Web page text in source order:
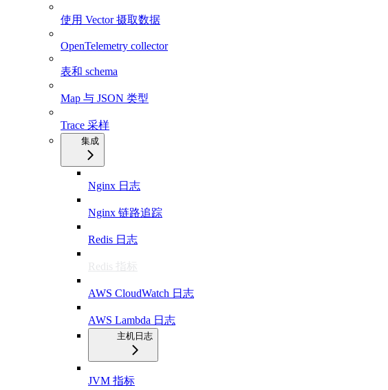
使用 Vector 摄取数据
OpenTelemetry collector
表和 schema
Map 与 JSON 类型
Trace 采样
集成
Nginx 日志
Nginx 链路追踪
Redis 日志
Redis 指标
AWS CloudWatch 日志
AWS Lambda 日志
主机日志
JVM 指标